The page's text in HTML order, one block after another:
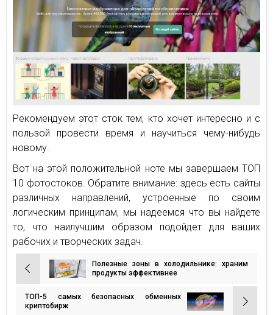
Рекомендуем этот сток тем, кто хочет интересно и с
пользой провести время и научиться чему-нибудь
новому.
Вот на этой положительной ноте мы завершаем ТОП
10 фотостоков. Обратите внимание: здесь есть сайты
различных направлений, устроенные по своим
логическим принципам, мы надеемся что вы найдете
то, что наилучшим образом подойдет для ваших
рабочих и творческих задач.
Навигация
по
записям
Полезные зоны в холодильнике: храним
продукты эффективнее
ТОП-5 самых безопасных обменных
криптобирж